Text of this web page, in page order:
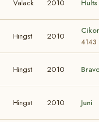
Valack 2010
Hingst 2010
4143
Hingst 2010
Hingst 2010 Juni